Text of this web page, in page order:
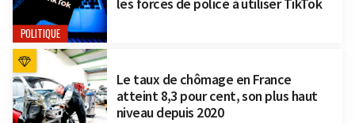
POLITIQUE
les forces de police à utiliser TikTok
Le taux de chômage en France
atteint 8,3 pour cent, son plus haut
niveau depuis 2020